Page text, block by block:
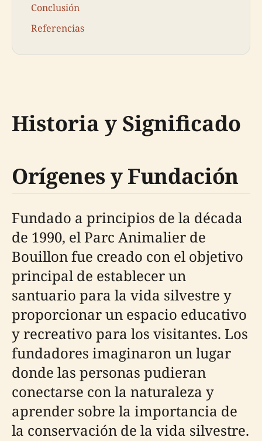
Conclusión
Referencias
Historia y Significado
Orígenes y Fundación
Fundado a principios de la década
de 1990, el Parc Animalier de
Bouillon fue creado con el objetivo
principal de establecer un
santuario para la vida silvestre y
proporcionar un espacio educativo
y recreativo para los visitantes. Los
fundadores imaginaron un lugar
donde las personas pudieran
conectarse con la naturaleza y
aprender sobre la importancia de
la conservación de la vida silvestre.